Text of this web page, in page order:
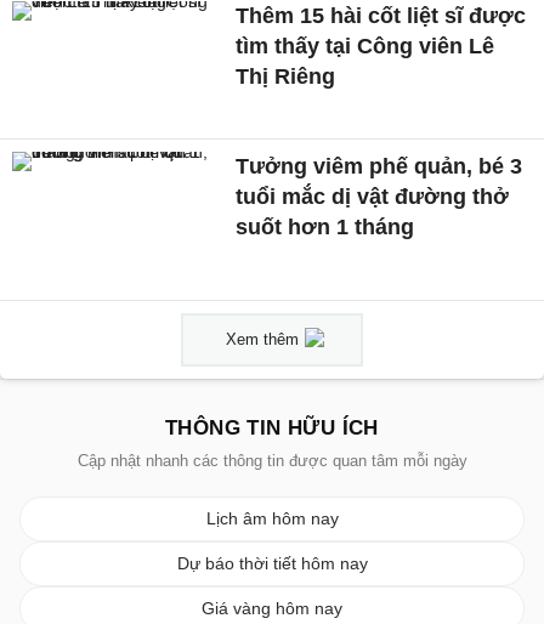
Thêm 15 hài cốt liệt sĩ được
tìm thấy tại Công viên Lê
Thị Riêng
Tưởng viêm phế quản, bé 3
tuổi mắc dị vật đường thở
suốt hơn 1 tháng
Xem thêm
THÔNG TIN HỮU ÍCH
Cập nhật nhanh các thông tin được quan tâm mỗi ngày
Lịch âm hôm nay
Dự báo thời tiết hôm nay
Giá vàng hôm nay